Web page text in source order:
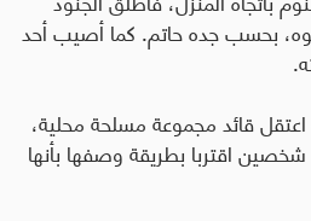
بحسب جده حاتم. كما أصيب أحد
.
اعتقل قائد مجموعة مسلحة محلية،
اقتربا بطريقة وصفها بأنها